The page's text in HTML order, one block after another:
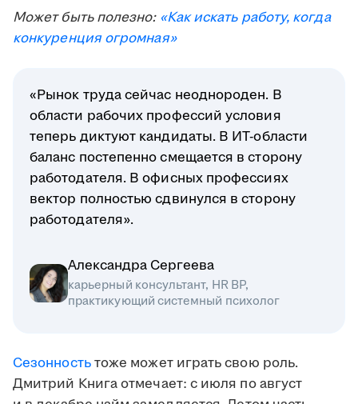
Может быть полезно: «Как искать работу, когда
конкуренция огромная»
«Рынок труда сейчас неоднороден. В
области рабочих профессий условия
теперь диктуют кандидаты. В ИТ-области
баланс постепенно смещается в сторону
работодателя. В офисных профессиях
вектор полностью сдвинулся в сторону
работодателя».
Александра Сергеева
карьерный консультант, HR BP,
практикующий системный психолог
Сезонностьтоже может играть свою роль.
Дмитрий Книга отмечает: с июля по август